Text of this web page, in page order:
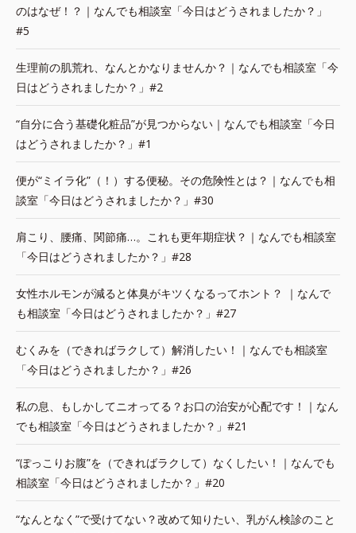
のはなぜ！？｜なんでも相談室「今日はどうされましたか？」
#5
生理前の肌荒れ、なんとかなりませんか？｜なんでも相談室「今
日はどうされましたか？」#2
“自分に合う基礎化粧品”が見つからない｜なんでも相談室「今日
はどうされましたか？」#1
便が“ミイラ化”（！）する便秘。その危険性とは？｜なんでも相
談室「今日はどうされましたか？」#30
肩こり、腰痛、関節痛…。これも更年期症状？｜なんでも相談室
「今日はどうされましたか？」#28
女性ホルモンが減ると体臭がキツくなるってホント？ ｜なんで
も相談室「今日はどうされましたか？」#27
むくみを（できればラクして）解消したい！｜なんでも相談室
「今日はどうされましたか？」#26
私の息、もしかしてニオってる？お口の治安が心配です！｜なん
でも相談室「今日はどうされましたか？」#21
“ぽっこりお腹”を（できればラクして）なくしたい！｜なんでも
相談室「今日はどうされましたか？」#20
“なんとなく”で受けてない？改めて知りたい、乳がん検診のこと